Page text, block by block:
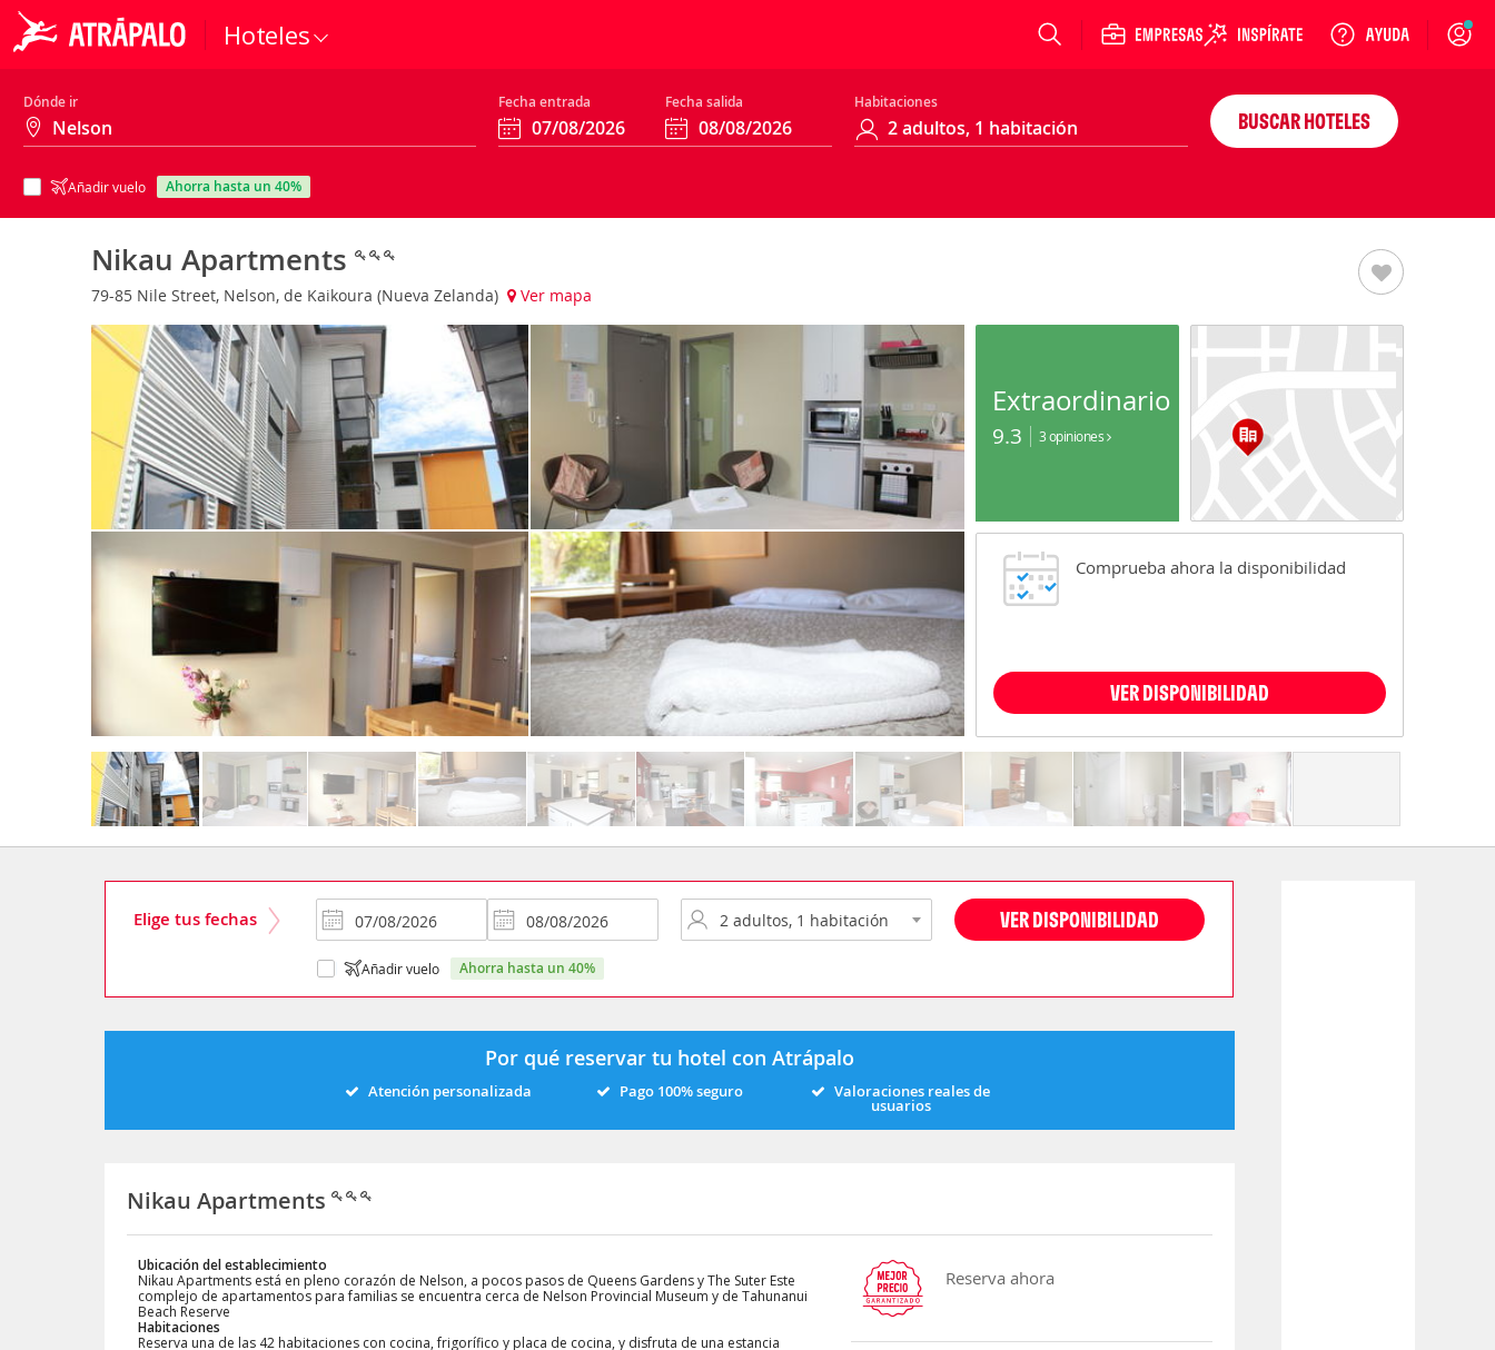
Hoteles Login
Dónde ir Fecha entrada Fecha salida Habitaciones
Añadir vuelo ahorra hasta un 40%
BUSCAR HOTELES
Nikau Apartments
79-85 Nile Street, Nelson, de Kaikoura (Nueva Zelanda) Ver mapa
Extraordinario
9.3 3 opiniones
Comprueba ahora la disponibilidad
VER DISPONIBILIDAD
Elige tus fechas VER DISPONIBILIDAD
Añadir vuelo ahorra hasta un 40%
Por qué reservar tu hotel con Atrápalo
Atención personalizada Pago 100% seguro Valoraciones reales de
usuarios
Nikau Apartments
Ubicación del establecimiento
Nikau Apartments está en pleno corazón de Nelson, a pocos pasos de Queens Gardens y The Suter Este
complejo de apartamentos para familias se encuentra cerca de Nelson Provincial Museum y de Tahunanui
Beach Reserve
Habitaciones
Reserva una de las 42 habitaciones con cocina, frigorífico y placa de cocina, y disfruta de una estancia
Reserva ahora